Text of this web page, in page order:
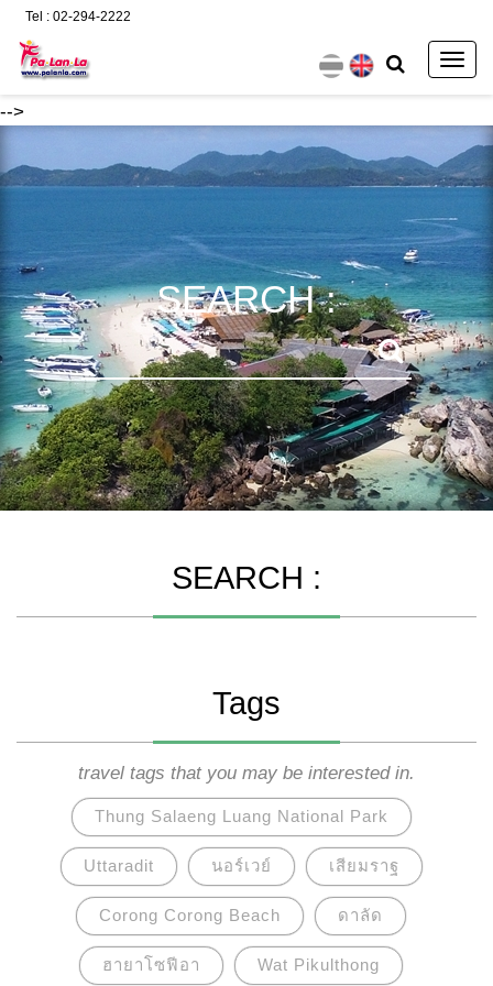
-->
Tel : 02-294-2222
SEARCH :
SEARCH :
Tags
travel tags that you may be interested in.
Thung Salaeng Luang National Park
Uttaradit นอร์เวย์ เสียมราฐ
Corong Corong Beach ดาลัด
ฮายาโซฟีอา Wat Pikulthong